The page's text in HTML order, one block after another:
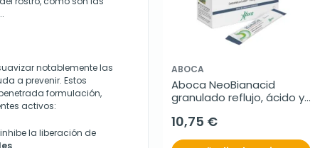
notablemente las
a prevenir. Estos
formulación,
activos:
la liberación de
ABOCA
Aboca NeoBianacid
granulado reflujo, ácido y
20 sobres
10,75 €